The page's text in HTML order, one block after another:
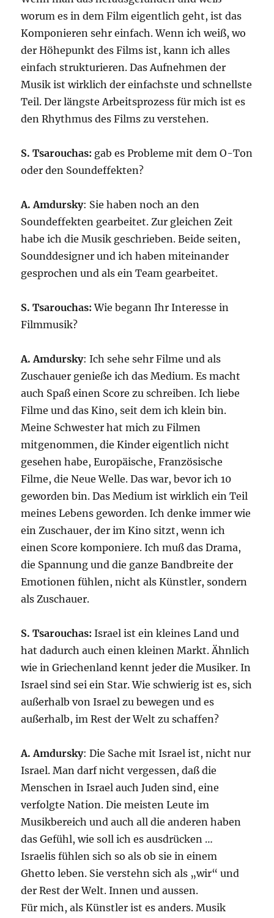
worum es in dem Film eigentlich geht, ist das
Komponieren sehr einfach. Wenn ich weiß, wo
der Höhepunkt des Films ist, kann ich alles
einfach strukturieren. Das Aufnehmen der
Musik ist wirklich der einfachste und schnellste
Teil. Der längste Arbeitsprozess für mich ist es
den Rhythmus des Films zu verstehen.
S. Tsarouchas: gab es Probleme mit dem O-Ton
oder den Soundeffekten?
A. Amdursky: Sie haben noch an den
Soundeffekten gearbeitet. Zur gleichen Zeit
habe ich die Musik geschrieben. Beide seiten,
Sounddesigner und ich haben miteinander
gesprochen und als ein Team gearbeitet.
S. Tsarouchas: Wie begann Ihr Interesse in
Filmmusik?
A. Amdursky: Ich sehe sehr Filme und als
Zuschauer genieße ich das Medium. Es macht
auch Spaß einen Score zu schreiben. Ich liebe
Filme und das Kino, seit dem ich klein bin.
Meine Schwester hat mich zu Filmen
mitgenommen, die Kinder eigentlich nicht
gesehen habe, Europäische, Französische
Filme, die Neue Welle. Das war, bevor ich 10
geworden bin. Das Medium ist wirklich ein Teil
meines Lebens geworden. Ich denke immer wie
ein Zuschauer, der im Kino sitzt, wenn ich
einen Score komponiere. Ich muß das Drama,
die Spannung und die ganze Bandbreite der
Emotionen fühlen, nicht als Künstler, sondern
als Zuschauer.
S. Tsarouchas: Israel ist ein kleines Land und
hat dadurch auch einen kleinen Markt. Ähnlich
wie in Griechenland kennt jeder die Musiker. In
Israel sind sei ein Star. Wie schwierig ist es, sich
außerhalb von Israel zu bewegen und es
außerhalb, im Rest der Welt zu schaffen?
A. Amdursky: Die Sache mit Israel ist, nicht nur
Israel. Man darf nicht vergessen, daß die
Menschen in Israel auch Juden sind, eine
verfolgte Nation. Die meisten Leute im
Musikbereich und auch all die anderen haben
das Gefühl, wie soll ich es ausdrücken …
Israelis fühlen sich so als ob sie in einem
Ghetto leben. Sie verstehn sich als „wir“ und
der Rest der Welt. Innen und aussen.
Für mich, als Künstler ist es anders. Musik